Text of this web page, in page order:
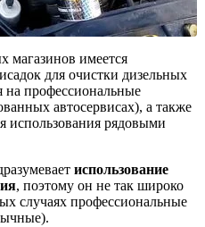
магазинов имеется
для очистки дизельных
на профессиональные
автосервисах), а также
использования рядовыми
использование
, поэтому он не так широко
случаях профессиональные